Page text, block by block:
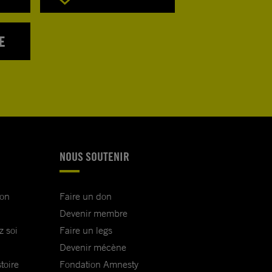
soi
NOUS SOUTENIR
Faire un don
Devenir membre
Faire un legs
Devenir mécène
Fondation Amnesty